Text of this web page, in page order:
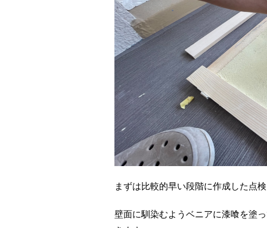
まずは比較的早い段階に作成した点
壁面に馴染むようベニアに漆喰を塗